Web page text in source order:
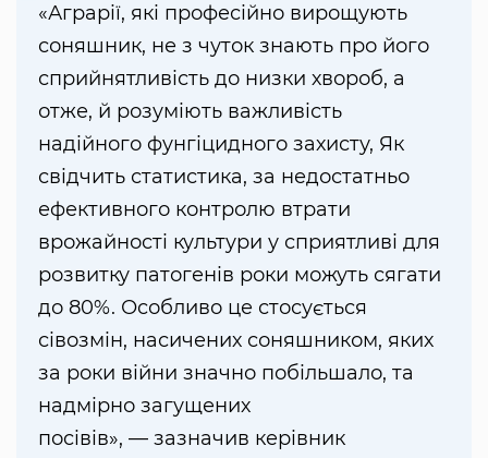
«Аграрії, які професійно вирощують
соняшник, не з чуток знають про його
сприйнятливість до низки хвороб, а
отже, й розуміють важливість
надійного фунгіцидного захисту, Як
свідчить статистика, за недостатньо
ефективного контролю втрати
врожайності культури у сприятливі для
розвитку патогенів роки можуть сягати
до 80%. Особливо це стосується
сівозмін, насичених соняшником, яких
за роки війни значно побільшало, та
надмірно загущених
посівів», — зазначив керівник